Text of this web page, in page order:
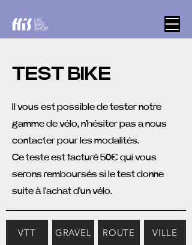
TEST BIKE
Il vous est possible de tester notre
gamme de vélo, n'hésiter pas a nous
contacter pour les modalités.
Ce teste est facturé 50€ qui vous
serons remboursés si le test donne
suite à l'achat d'un vélo.
VTT GRAVEL ROUTE VILLE